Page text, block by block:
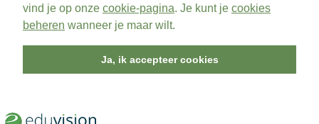
vind je op onze cookie-pagina. Je kunt je cookies
beheren wanneer je maar wilt.
Ja, ik accepteer cookies